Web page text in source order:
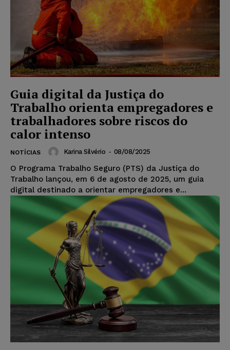
Guia digital da Justiça do
Trabalho orienta empregadores e
trabalhadores sobre riscos do
calor intenso
NOTÍCIAS Karina Silvério - 08/08/2025
O Programa Trabalho Seguro (PTS) da Justiça do
Trabalho lançou, em 6 de agosto de 2025, um guia
digital destinado a orientar empregadores e...